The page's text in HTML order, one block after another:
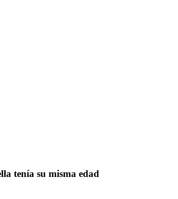
tenía su misma edad